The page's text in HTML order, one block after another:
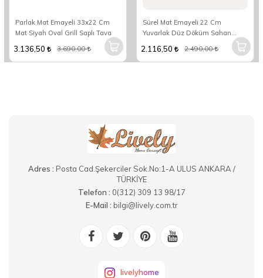
Parlak Mat Emayeli 33x22 Cm
Mat Siyah Oval Grill Saplı Tava
3.136,50 3.690,00
Sürel Mat Emayeli 22 Cm
Yuvarlak Düz Döküm Sahan
2.116,50 2.490,00
Adres : Posta Cad.Şekerciler Sok.No:1-A ULUS ANKARA /
TÜRKİYE
Telefon : 0(312) 309 13 98/17
E-Mail : bilgi@lively.com.tr
livelyhome